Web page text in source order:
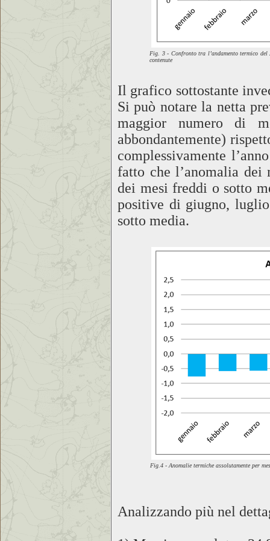
Fig. 3 - Confronto tra l’andamento termico
contenute
Il grafico sottostante
Si può notare la netta
maggior numero di
abbondantemente)
complessivamente
fatto che l’anomalia
dei mesi freddi o sotto
positive di giugno,
sotto media.
Fig.4 - Anomalie termiche assolutamente per
Analizzando più nel